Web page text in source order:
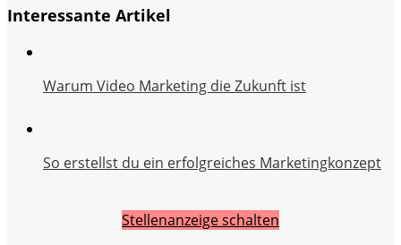
Interessante Artikel
Warum Video Marketing die Zukunft ist
So erstellst du ein erfolgreiches Marketingkonzept
Stellenanzeige schalten